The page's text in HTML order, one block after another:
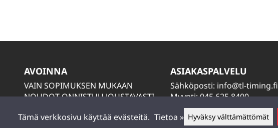
AVOINNA
VAIN SOPIMUKSEN MUKAAN
NOUDOT ONNISTUU JOUSTAVASTI
ASIAKASPALVELU
Sähköposti: info@tl-timing.fi
Myynti: 045 625 8400
Huolto: 045 884 2000
Tämä verkkosivu käyttää evästeitä. Tietoa » Hyväksy välttämättömät